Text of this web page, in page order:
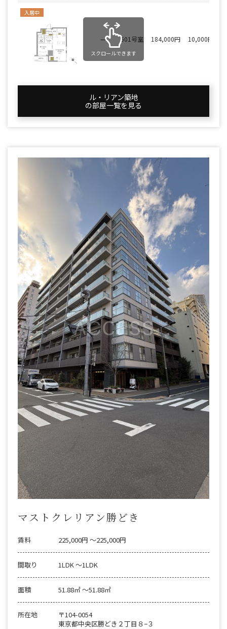
入居中
— 501号室 184,000円 10,000円
スクロールできます
ル・リアン築地
の部屋一覧を⾒る
マストクレリアン勝どき
賃料 225,000円 〜225,000円
間取り 1LDK 〜1LDK
面積 51.88㎡ 〜51.88㎡
所在地
〒104-0054
東京都中央区勝どき２丁目８−３